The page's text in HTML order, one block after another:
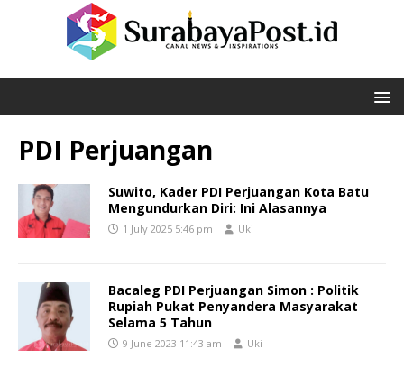
PDI Perjuangan
Suwito, Kader PDI Perjuangan Kota Batu
Mengundurkan Diri: Ini Alasannya
1 July 2025 5:46 pm Uki
Bacaleg PDI Perjuangan Simon : Politik
Rupiah Pukat Penyandera Masyarakat
Selama 5 Tahun
9 June 2023 11:43 am Uki